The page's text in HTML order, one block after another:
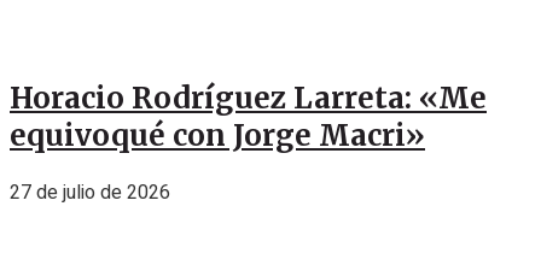
Horacio Rodríguez Larreta: «Me
equivoqué con Jorge Macri»
27 de julio de 2026